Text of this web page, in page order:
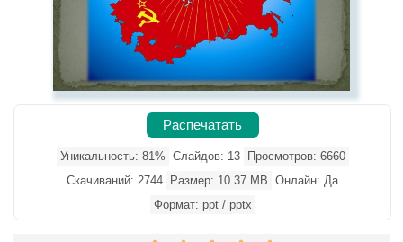
Распечатать
Уникальность: 81% Слайдов: 13
Просмотров: 6660
Скачиваний: 2744
Размер: 10.37 MB Онлайн: Да
Формат: ppt / pptx